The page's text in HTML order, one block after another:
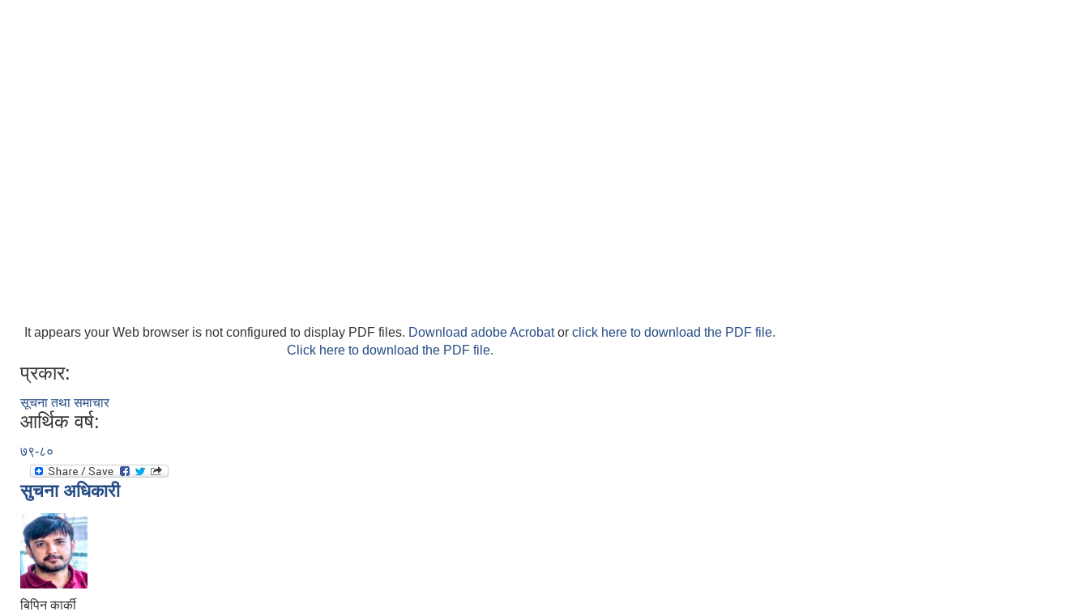
It appears your Web browser is not configured to display PDF files. Download adobe Acrobator click here to download the PDF file.
Click here to download the PDF file.
प्रकार:
सूचना तथा समाचार
आर्थिक वर्ष:
७९-८०
सुचना अधिकारी
बिपिन कार्की